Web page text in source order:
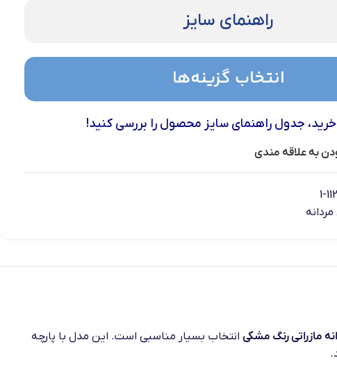
راهنمای سایز
انتخاب گزینه‌ها
جدول راهنمای سایز محصول را بررسی کنید!
به علاقه مندی
مازراتی رنگ مشکی انتخاب بسیار مناسبی است. این مدل با پارچه